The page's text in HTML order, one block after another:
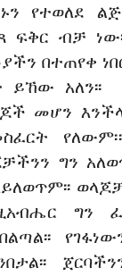
የተወለደ ልጅ
ፍቅር ብቻ
በተጠየቀ
ይኸው
መሆን
ግን
ግን